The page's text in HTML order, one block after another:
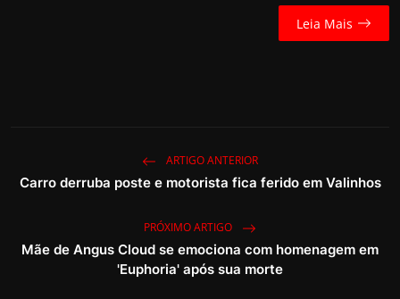
Leia Mais
ARTIGO ANTERIOR
Carro derruba poste e motorista fica ferido em Valinhos
PRÓXIMO ARTIGO
Mãe de Angus Cloud se emociona com homenagem em
'Euphoria' após sua morte